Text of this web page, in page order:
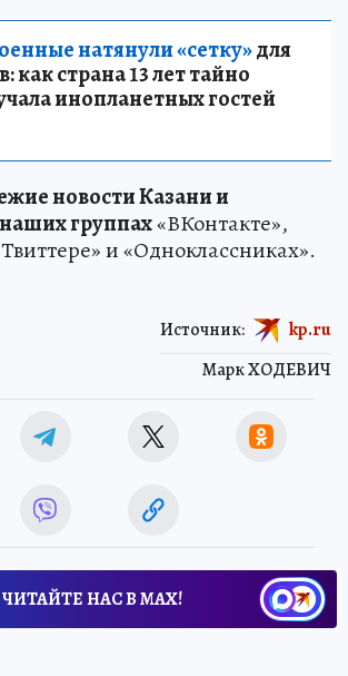
натянули «сетку»для
как страна 13 лет тайно
инопланетных гостей
новости Казани и
группах«ВКонтакте»,
и «Одноклассниках».
Марк ХОДЕВИЧ
Источник: kp.ru
ЧИТАЙТЕ НАС В МАХ!